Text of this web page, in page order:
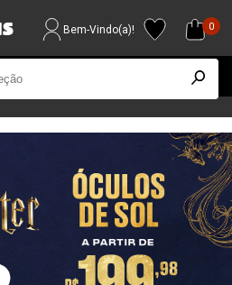
Bem-Vindo(a)! 0